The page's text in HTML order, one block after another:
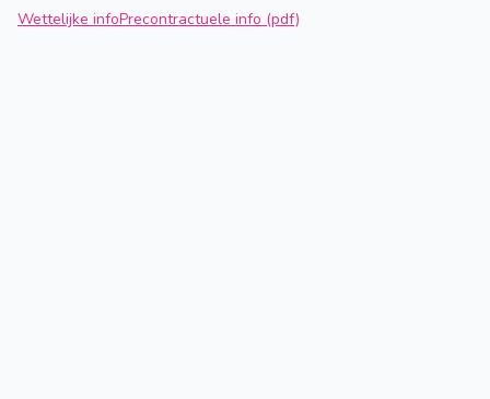
Wettelijke infoPrecontractuele info (pdf)